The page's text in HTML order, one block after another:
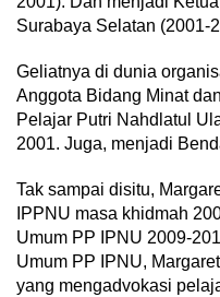
Surabaya Selatan (2001-
Geliatnya di dunia
Anggota Bidang Minat
Pelajar Putri Nahdlatul
2001. Juga, menjadi
Tak sampai disitu,
IPPNU masa khidmah
Umum PP IPNU 2009-
Umum PP IPNU,
yang mengadvokasi